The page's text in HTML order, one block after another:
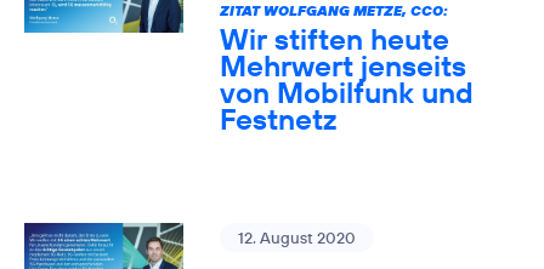
ZITAT WOLFGANG METZE, CCO:
Wir stiften heute
Mehrwert jenseits
von Mobilfunk und
Festnetz
12. August 2020